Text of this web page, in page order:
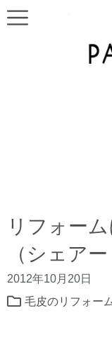
リフォー
（シェア
2012年10月20日
毛皮のリフォー